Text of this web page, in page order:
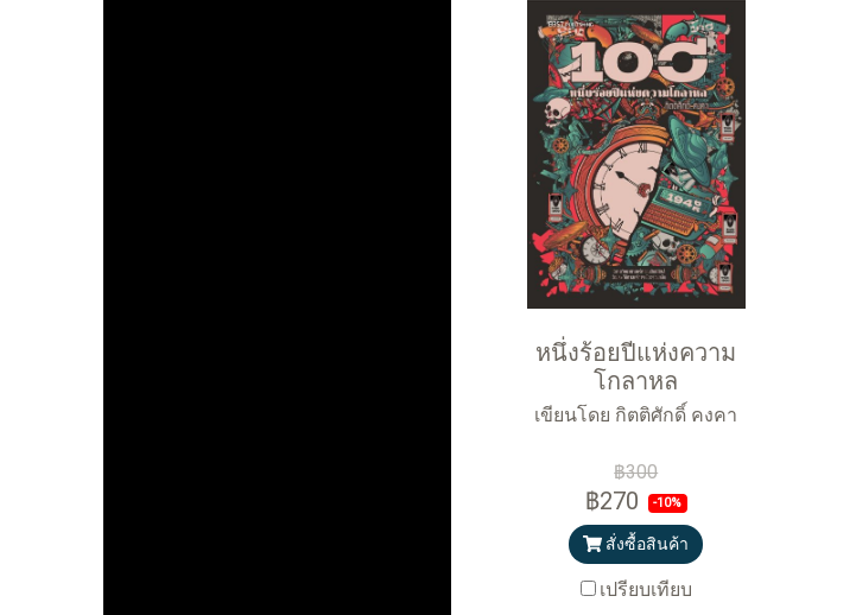
หนึ่งร้อยปีแห่งความ
โกลาหล
เขียนโดย กิตติศักดิ์ คงคา
฿300
฿270 -10%
สั่งซื้อสินค้า
เปรียบเทียบ